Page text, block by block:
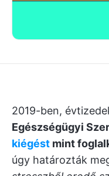
2019-ben,
Egészségügyi
kiégést mint
úgy határozták